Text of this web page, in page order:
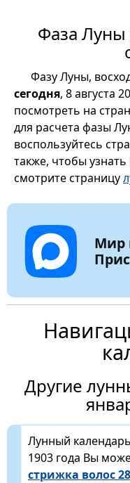
Фаза Луны
Фазу Луны,
сегодня, 8 августа
посмотреть на
для расчета фазы
воспользуйтесь
также, чтобы
смотрите страницу
Мир
Другие
Лунный
1903 года Вы
стрижка волос